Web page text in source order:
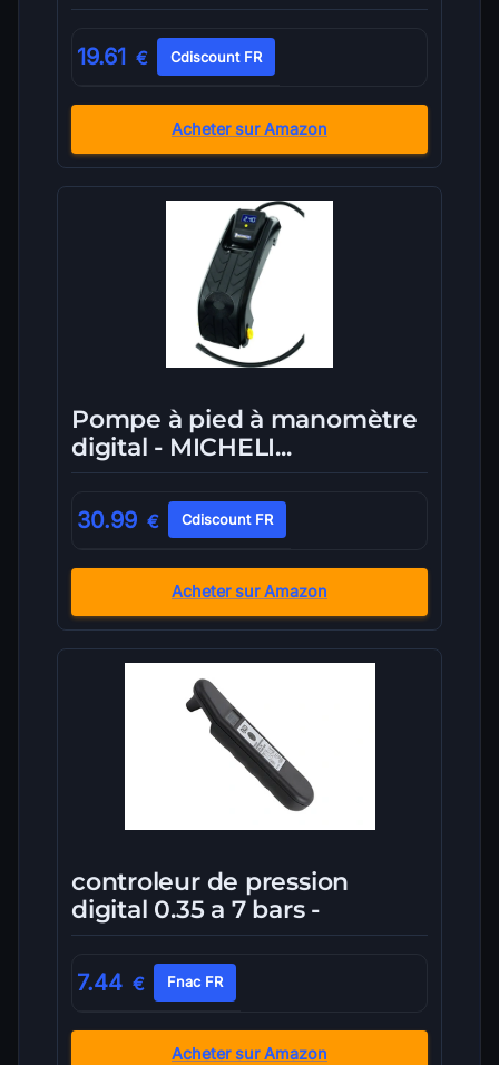
19.61 € Cdiscount FR
Acheter sur Amazon
Pompe à pied à manomètre
digital - MICHELI...
30.99 € Cdiscount FR
Acheter sur Amazon
controleur de pression
digital 0.35 a 7 bars -
7.44 € Fnac FR
Acheter sur Amazon